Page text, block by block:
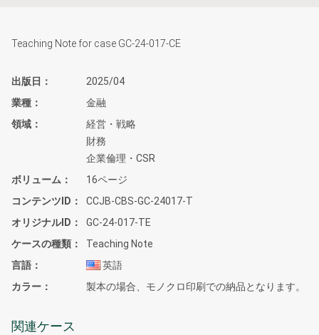
Teaching Note for case GC-24-017-CE
出版日
2025/04
業種
金融
領域
経営・戦略
財務
企業倫理・CSR
ボリューム
16ページ
コンテンツID
CCJB-CBS-GC-24017-T
オリジナルID
GC-24-017-TE
ケースの種類
Teaching Note
言語
英語
カラー
製本の場合、モノクロ印刷での納品となります。
関連ケース